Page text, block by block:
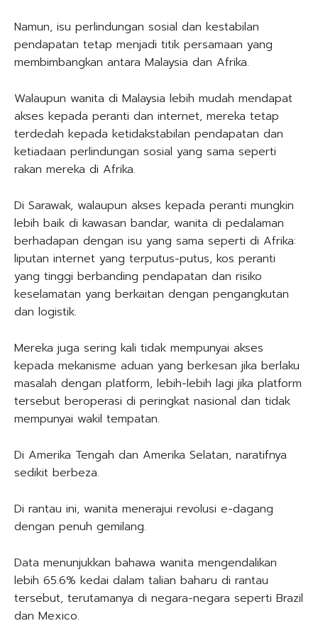
Namun, isu perlindungan sosial dan kestabilan
pendapatan tetap menjadi titik persamaan yang
membimbangkan antara Malaysia dan Afrika.
Walaupun wanita di Malaysia lebih mudah mendapat
akses kepada peranti dan internet, mereka tetap
terdedah kepada ketidakstabilan pendapatan dan
ketiadaan perlindungan sosial yang sama seperti
rakan mereka di Afrika.
Di Sarawak, walaupun akses kepada peranti mungkin
lebih baik di kawasan bandar, wanita di pedalaman
berhadapan dengan isu yang sama seperti di Afrika:
liputan internet yang terputus-putus, kos peranti
yang tinggi berbanding pendapatan dan risiko
keselamatan yang berkaitan dengan pengangkutan
dan logistik.
Mereka juga sering kali tidak mempunyai akses
kepada mekanisme aduan yang berkesan jika berlaku
masalah dengan platform, lebih-lebih lagi jika platform
tersebut beroperasi di peringkat nasional dan tidak
mempunyai wakil tempatan.
Di Amerika Tengah dan Amerika Selatan, naratifnya
sedikit berbeza.
Di rantau ini, wanita menerajui revolusi e-dagang
dengan penuh gemilang.
Data menunjukkan bahawa wanita mengendalikan
lebih 65.6% kedai dalam talian baharu di rantau
tersebut, terutamanya di negara-negara seperti Brazil
dan Mexico.